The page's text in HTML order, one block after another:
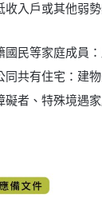
收入戶或其他弱
國民等家庭成員
同共有住宅：建
礙者、特殊境遇